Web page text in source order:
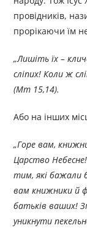
провідників,
прорікаючи їм
„Лишіть їх –
сліпих! Коли ж
(Мт 15,14).
Або на інших
„Горе вам,
Царство
тим, які бажали
вам книжники й
батьків ваших!
уникнути